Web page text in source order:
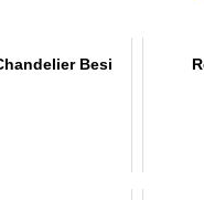
Besi